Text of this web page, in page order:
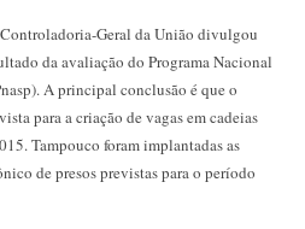
Geral da União divulgou
da avaliação do Programa Nacional
A principal conclusão é que o
para a criação de vagas em cadeias
Tampouco foram implantadas as
de presos previstas para o período